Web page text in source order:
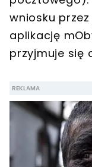
wniosku
aplikację
przyjmuje się